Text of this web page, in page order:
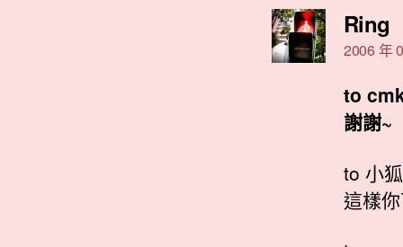
Ring
2006 年
to
謝謝~
to 小
這樣